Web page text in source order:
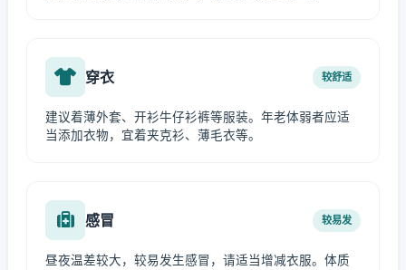
穿衣 较舒适
建议着薄外套、开衫牛仔衫裤等服装。年老体弱者应适
当添加衣物，宜着夹克衫、薄毛衣等。
感冒 较易发
昼夜温差较大，较易发生感冒，请适当增减衣服。体质